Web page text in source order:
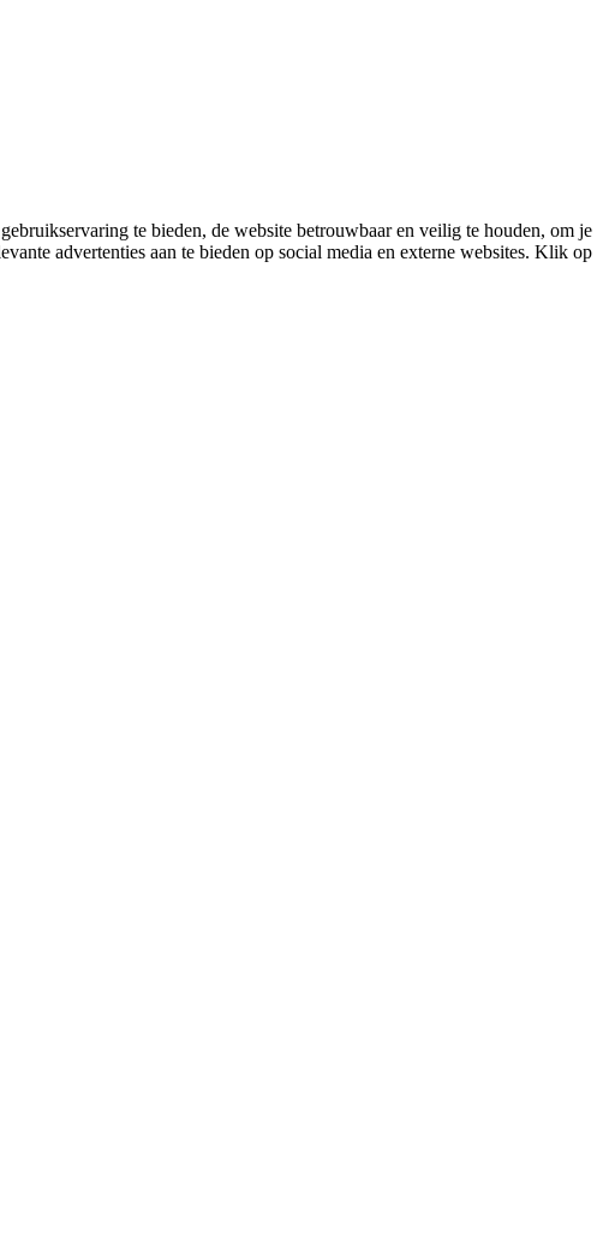
te bieden, de website betrouwbaar en veilig te houden, om je
advertenties aan te bieden op social media en externe websites. Klik op